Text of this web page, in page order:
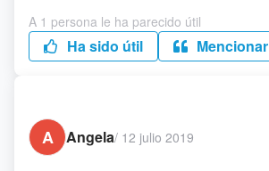
A 1 persona le ha parecido útil
Ha sido útil Mencionar
A
Angela/ 12 julio 2019